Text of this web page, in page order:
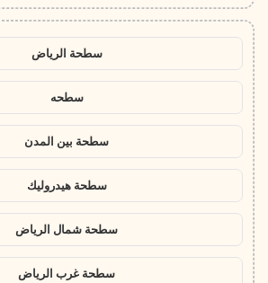
سطحة الرياض
سطحه
سطحة بين المدن
سطحة هيدروليك
سطحة شمال الرياض
سطحة غرب الرياض